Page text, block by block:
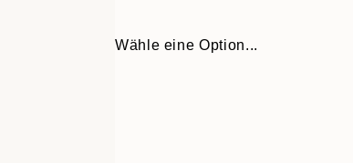
Wähle eine Option...